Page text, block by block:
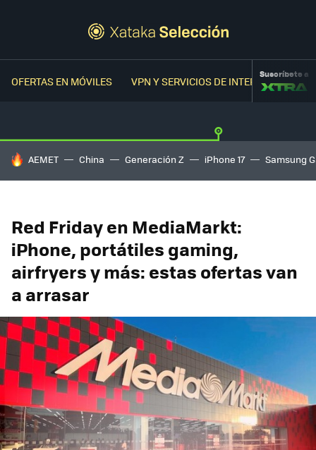
OFERTAS EN MÓVILES VPN Y SERVICIOS DE INTERNETSuscríbete a
HOY SE HABLA DE
AEMET China Generación Z iPhone 17 Samsung
Red Friday en MediaMarkt:
iPhone, portátiles gaming,
airfryers y más: estas ofertas van
a arrasar